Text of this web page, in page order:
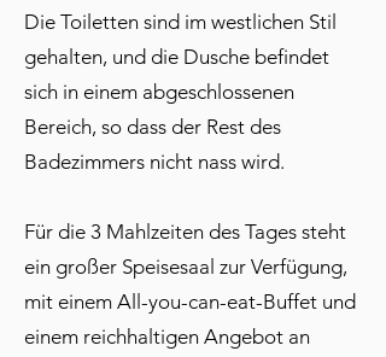
Die Toiletten sind im westlichen Stil
gehalten, und die Dusche befindet
sich in einem abgeschlossenen
Bereich, so dass der Rest des
Badezimmers nicht nass wird.
Für die 3 Mahlzeiten des Tages steht
ein großer Speisesaal zur Verfügung,
mit einem All-you-can-eat-Buffet und
einem reichhaltigen Angebot an